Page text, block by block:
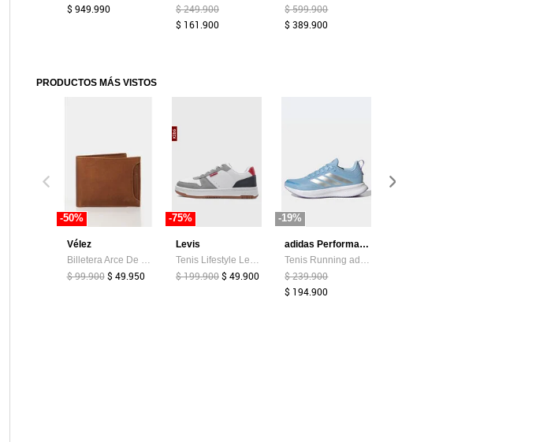
$ 949.990
$ 249.900
$ 161.900
$ 599.900
$ 389.900
PRODUCTOS MÁS VISTOS
-50%
Vélez
$ 99.900 $ 49.950
-75%
Levis
$ 199.900$ 49.900
-19%
adidas Performance
$ 239.900
$ 194.900